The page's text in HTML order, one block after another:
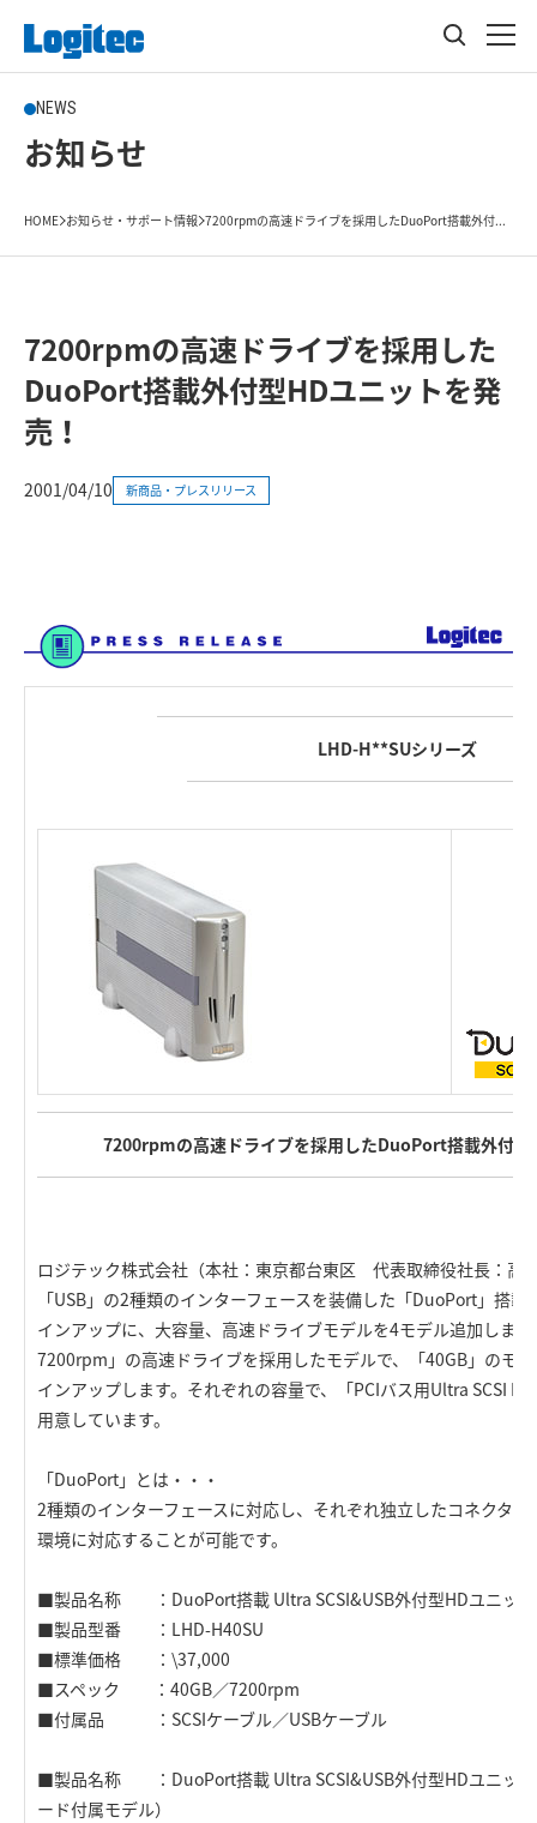
NEWS
お知らせ
HOME お知らせ・サポート情報 7200rpmの高速ドライブを採用したDuoPort搭載外付...
7200rpmの高速ドライブを採用した
DuoPort搭載外付型HDユニットを発
売！
2001/04/10 新商品・プレスリリース
LHD-H**SUシリーズ
7200rpmの高速ドライブを採用したDuoPort搭載外付型
ロジテック株式会社（本社：東京都台東区 代表取締役社長：高
「USB」の2種類のインターフェースを装備した「DuoPort」搭
インアップに、大容量、高速ドライブモデルを4モデル追加しま
7200rpm」の高速ドライブを採用したモデルで、「40GB」のモ
インアップします。それぞれの容量で、「PCIバス用Ultra SCSI I/
用意しています。
「DuoPort」とは・・・
2種類のインターフェースに対応し、それぞれ独立したコネクタ
環境に対応することが可能です。
■製品名称 ：DuoPort搭載 Ultra SCSI&USB外付型HDユニット
■製品型番 ：LHD-H40SU
■標準価格 ：\37,000
■スペック ：40GB／7200rpm
■付属品 ：SCSIケーブル／USBケーブル
■製品名称 ：DuoPort搭載 Ultra SCSI&USB外付型HDユニット
ード付属モデル）